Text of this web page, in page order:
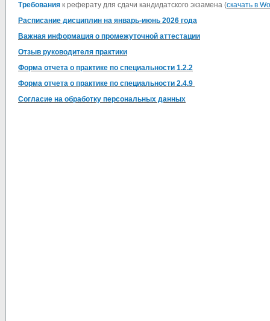
Требования к реферату для сдачи кандидатского экзамена (скачать в
Расписание дисциплин на январь-июнь 2026 года
Важная информация о промежуточной аттестации
Отзыв руководителя практики
Форма отчета о практике по специальности 1.2.2
Форма отчета о практике по специальности 2.4.9
Согласие на обработку персональных данных